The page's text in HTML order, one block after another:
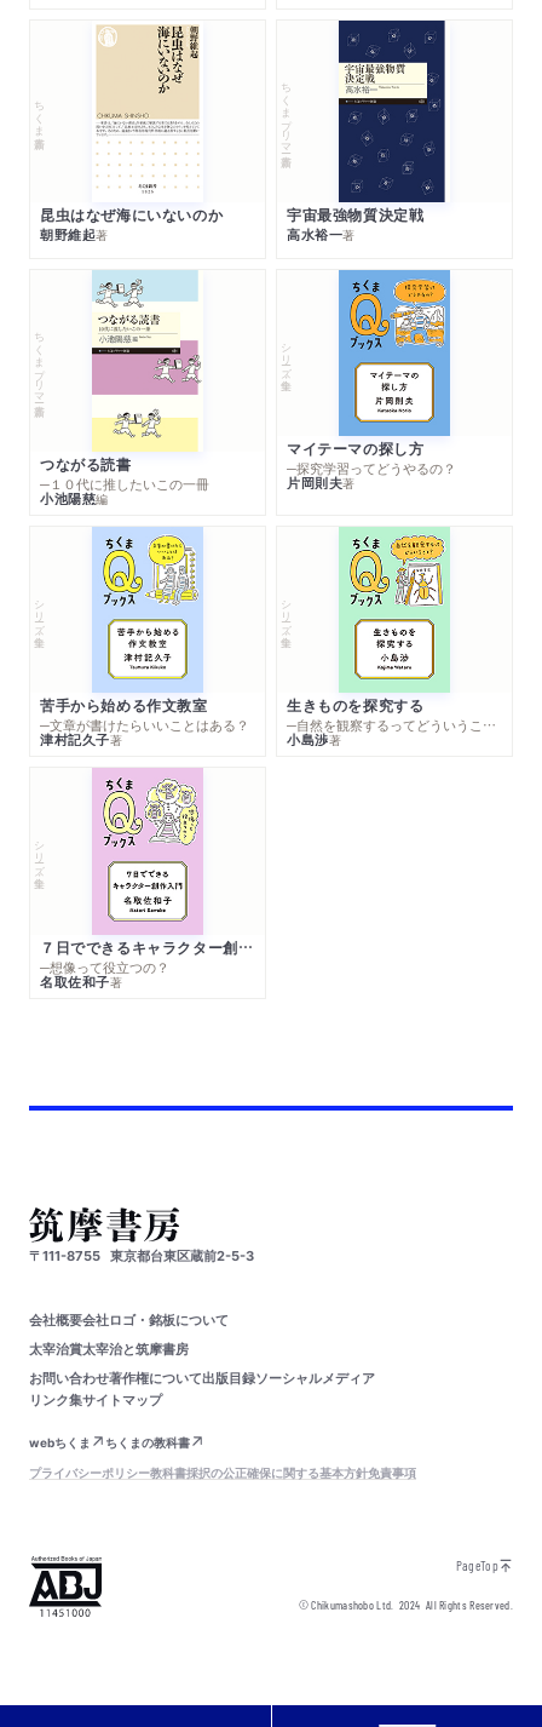
ちくま新書
昆虫はなぜ海にいないのか
朝野維起著
ちくまプリマー新書
宇宙最強物質決定戦
高水裕一著
ちくまプリマー新書
つながる読書
─１０代に推したいこの一冊
小池陽慈編
シリーズ・全集
マイテーマの探し方
─探究学習ってどうやるの？
片岡則夫著
シリーズ・全集
苦手から始める作文教室
─文章が書けたらいいことはある？
津村記久子著
シリーズ・全集
生きものを探究する
─自然を観察するってどういうこと？
小島渉著
シリーズ・全集
７日でできるキャラクター創作入門
─想像って役立つの？
名取佐和子著
〒111-8755 東京都台東区蔵前2-5-3
会社概要会社ロゴ・銘板について
太宰治賞太宰治と筑摩書房
お問い合わせ著作権について出版目録ソーシャルメディア
リンク集サイトマップ
webちくま
ちくまの教科書
プライバシーポリシー教科書採択の公正確保に関する基本方針免責事項
PageTop
© Chikumashobo Ltd.2024 All Rights Reserved.